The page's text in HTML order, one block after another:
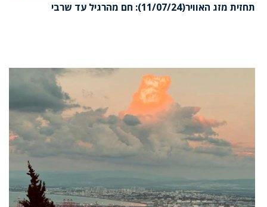
תחזית מזג האוויר(11/07/24): חם מהרגיל עד שרבי